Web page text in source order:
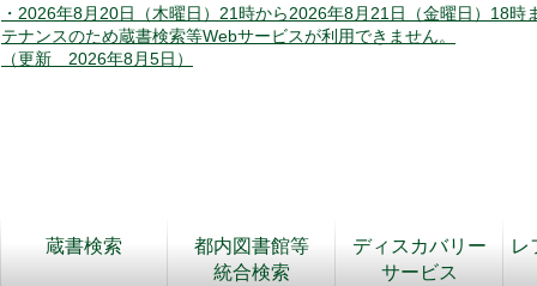
・2026年8月20日（木曜日）21時から2026年8月21日（金曜日）18時
テナンスのため蔵書検索等Webサービスが利用できません。
（更新 2026年8月5日）
蔵書検索
都内図書館等
統合検索
ディスカバリー
サービス
レ